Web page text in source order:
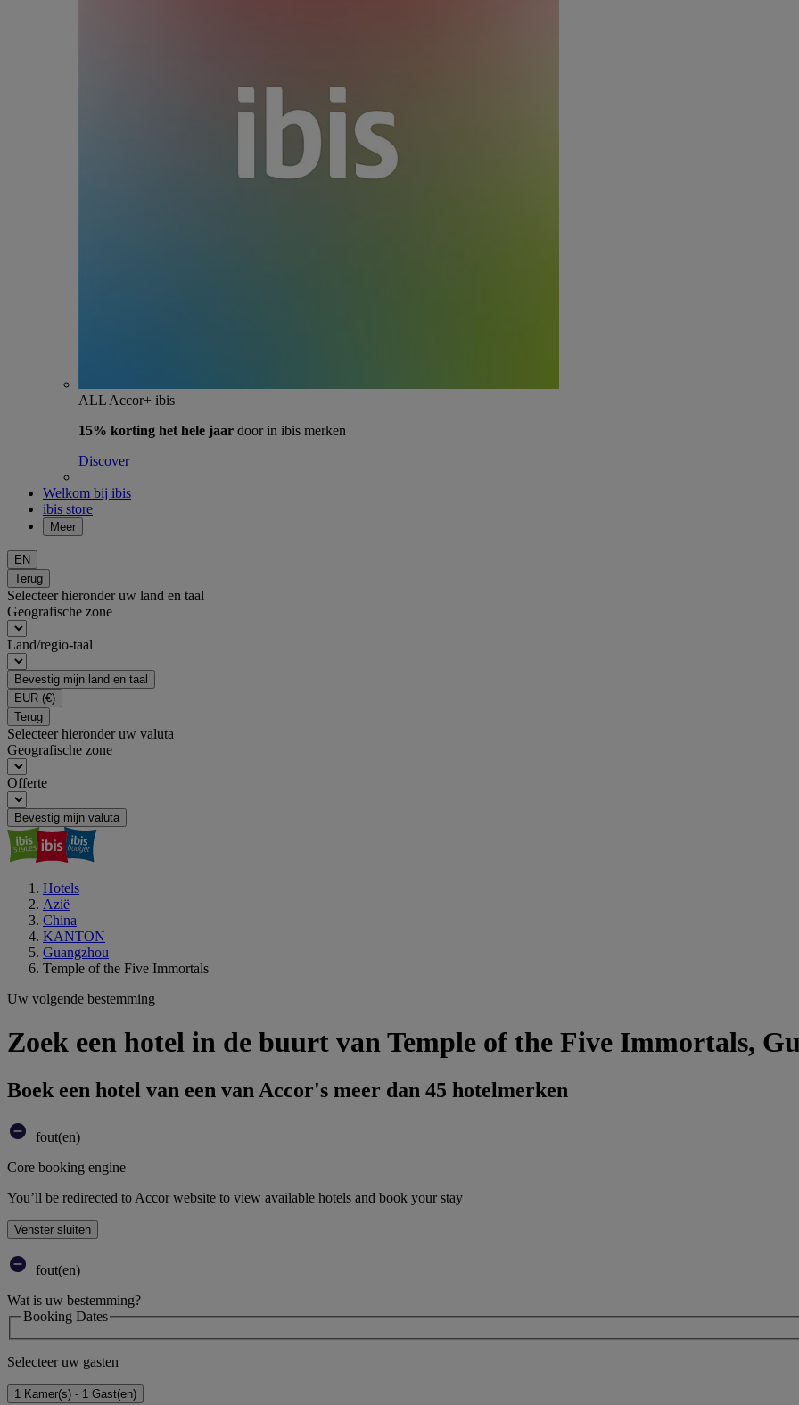
ALL Accor+ ibis
15% korting het hele jaar door in ibis merken
Discover
Welkom bij ibis
ibis store
Meer
EN
Terug
Selecteer hieronder uw land en taal
Geografische zone
Land/regio-taal
Bevestig mijn land en taal
EUR (€)
Terug
Selecteer hieronder uw valuta
Geografische zone
Offerte
Bevestig mijn valuta
Hotels
Azië
China
KANTON
Guangzhou
Temple of the Five Immortals
Uw volgende bestemming
Zoek een hotel in de buurt van Temple of the Five Immortals,
Boek een hotel van een van Accor's meer dan 45 hotelmerken
fout(en)
Core booking engine
You’ll be redirected to Accor website to view available hotels and book your stay
Venster sluiten
fout(en)
Wat is uw bestemming?
Booking Dates
Selecteer uw gasten
1 Kamer(s) - 1 Gast(en)